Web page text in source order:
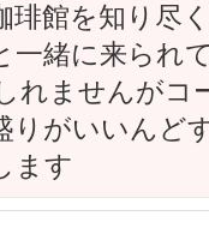
琲館を知り尽
一緒に来られ
れませんがコ
りがいいんど
ます